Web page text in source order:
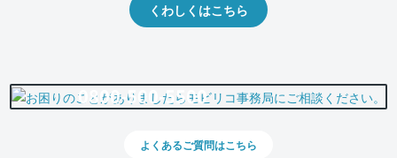
くわしくはこちら
0800-500-5500
よくあるご質問はこちら